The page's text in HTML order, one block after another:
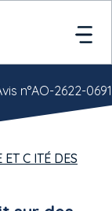
C ITÉ DES
n°AO-2622-0691